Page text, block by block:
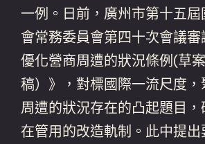
一例。日前，廣州市第十五
會常務委員會第四十次會議
優化營商周遭的狀況條例(草
稿）》，對標國際一流尺度
周遭的狀況存在的凸起題目
在管用的改造軌制。此中提